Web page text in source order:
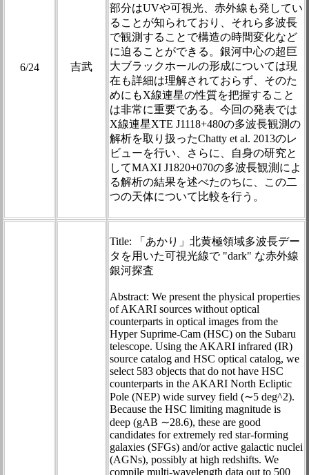
6/24 吉武
部分はUVや可視光、赤外線も発してい
ることが知られており、それら多波長
で観測することで構造の時間変化など
に迫ることができる。銀河中心の超巨
大ブラックホールの形成については現
在も詳細は理解されておらず、そのた
めにもX線連星の性質を把握すること
は非常に重要である。今回の発表では
X線連星XTE J1118+480の多波長観測の
解析を取り扱ったChatty et al. 2013のレ
ビューを行い、さらに、自身の研究と
してMAXI J1820+070の多波長観測によ
る解析の結果を述べたのちに、この二
つの天体について比較を行う。
Title: 「あかり」北黄極領域多波長デー
タを用いた可視光線で "dark" な赤外線
銀河探査
Abstract: We present the physical properties
of AKARI sources without optical
counterparts in optical images from the
Hyper Suprime-Cam (HSC) on the Subaru
telescope. Using the AKARI infrared (IR)
source catalog and HSC optical catalog, we
select 583 objects that do not have HSC
counterparts in the AKARI North Ecliptic
Pole (NEP) wide survey field (∼5 deg^2).
Because the HSC limiting magnitude is
deep (gAB ∼28.6), these are good
candidates for extremely red star-forming
galaxies (SFGs) and/or active galactic nuclei
(AGNs), possibly at high redshifts. We
compile multi-wavelength data out to 500